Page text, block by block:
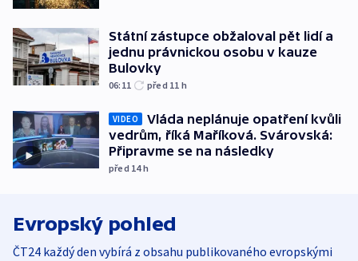
Státní zástupce obžaloval pět lidí a
jednu právnickou osobu v kauze
Bulovky
06:11 před 11 h
VIDEO
Vláda neplánuje opatření kvůli
vedrům, říká Maříková. Svárovská:
Připravme se na následky
před 14h
Evropský pohled
ČT24 každý den vybírá z obsahu publikovaného evropskými